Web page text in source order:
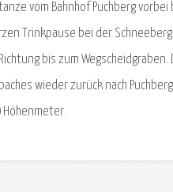
vom Bahnhof Puchberg
Trinkpause bei der
bis zum
wieder zurück nach
Höhenmeter.